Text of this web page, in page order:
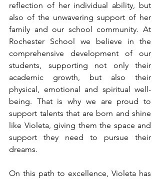
reflection of her individual ability, but
also of the unwavering support of her
family and our school community. At
Rochester School we believe in the
comprehensive development of our
students, supporting not only their
academic growth, but also their
physical, emotional and spiritual well-
being. That is why we are proud to
support talents that are born and shine
like Violeta, giving them the space and
support they need to pursue their
dreams.
On this path to excellence, Violeta has